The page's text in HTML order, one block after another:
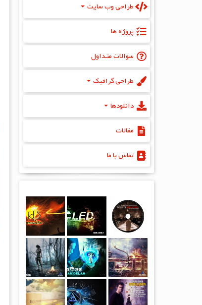
طراحی وب سایت
پروژه‌ ها
سوالات متداول
طراحی گرافیک
دانلودها
مقالات
تماس با ما